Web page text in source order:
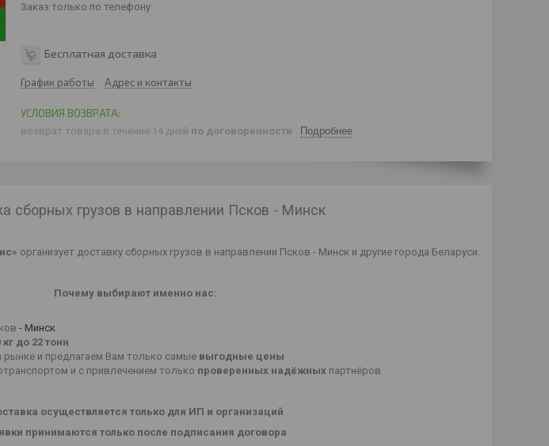
Заказ только по телефону
Бесплатная доставка
График работы Адрес и контакты
возврат товара в течение 14 дней по договоренности Подробнее
сборных грузов в направлении Псков - Минск
организует доставку сборных грузов в направлении Псков - Минск и другие города Беларуси.
Почему выбирают именно нас:
- Минск
кг до 22 тонн
и предлагаем Вам только самые выгодные цены
и с привлечением только проверенных надёжных партнёров
осуществляется только для ИП и организаций
принимаются только после подписания договора